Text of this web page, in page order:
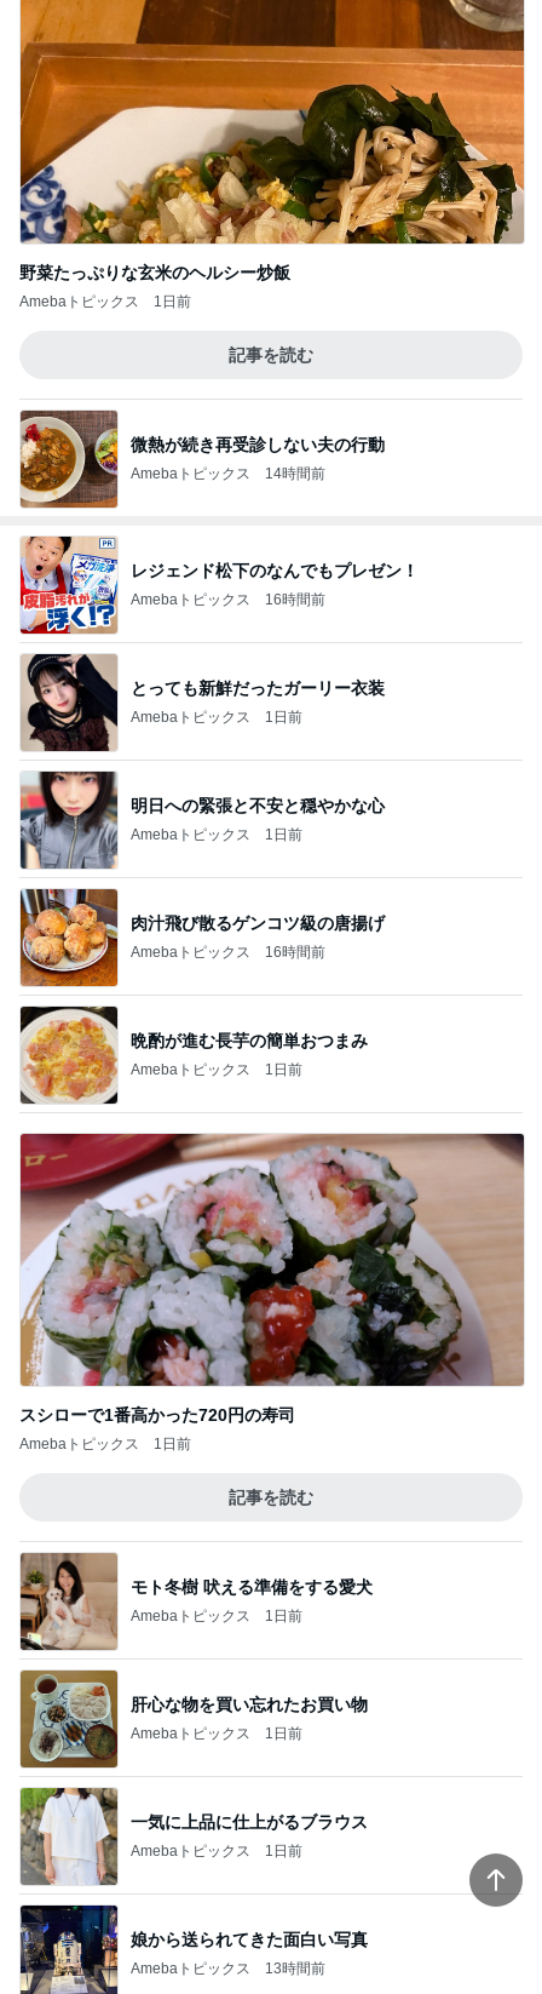
野菜たっぷりな玄米のヘルシー炒飯
Amebaトピックス 1日前
記事を読む
微熱が続き再受診しない夫の行動
Amebaトピックス 14時間前
レジェンド松下のなんでもプレゼン！
Amebaトピックス 16時間前
とっても新鮮だったガーリー衣装
Amebaトピックス 1日前
明日への緊張と不安と穏やかな心
Amebaトピックス 1日前
肉汁飛び散るゲンコツ級の唐揚げ
Amebaトピックス 16時間前
晩酌が進む長芋の簡単おつまみ
Amebaトピックス 1日前
スシローで1番高かった720円の寿司
Amebaトピックス 1日前
記事を読む
モト冬樹 吠える準備をする愛犬
Amebaトピックス 1日前
肝心な物を買い忘れたお買い物
Amebaトピックス 1日前
一気に上品に仕上がるブラウス
Amebaトピックス 1日前
娘から送られてきた面白い写真
Amebaトピックス 13時間前